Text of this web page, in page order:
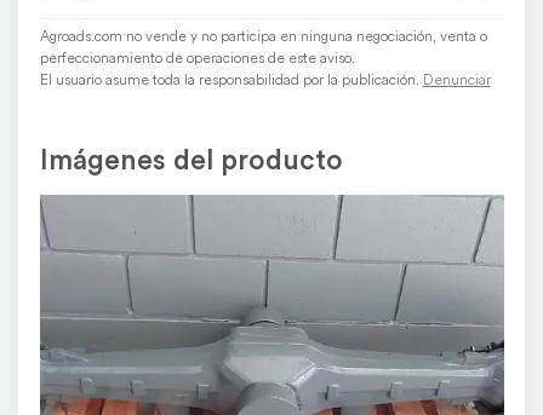
Agroads.com no vende y no participa en ninguna negociación, venta o
perfeccionamiento de operaciones de este aviso.
El usuario asume toda la responsabilidad por la publicación. Denunciar
Imágenes del producto